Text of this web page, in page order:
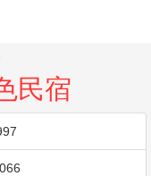
民宿